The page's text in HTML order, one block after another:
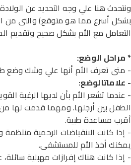
ونتحدث هنا علي وجه التحديد عن
بشكل أسرع مما هو متوقع) والتى من
التعامل مع الأم بشكل صحيح وتقديم
* مراحل الوضع:
- متى تعرف الأم أنها علي وشك وضع
- علاماتالوضع:
- عندما تشعر الأم بأن لديها الرغبة
الطفل بين أرجلها. ومهما قدمت لها
أقرب مساعدة طبية.
يمكنك أخذ الأم للمستشفى.
- إذا كانت هناك إفرازات مهبلية سائلة،